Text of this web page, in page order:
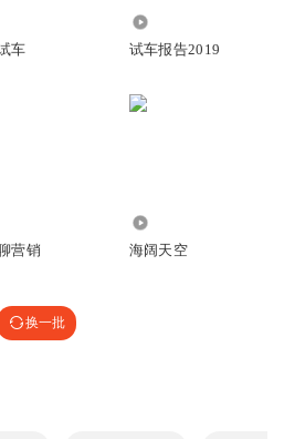
车 试车报告2019
营销 海阔天空
换一批